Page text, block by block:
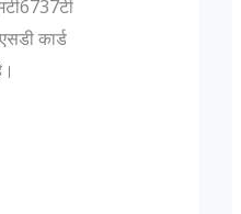
कार्ड